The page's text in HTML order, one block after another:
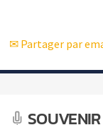
✉ Partager par